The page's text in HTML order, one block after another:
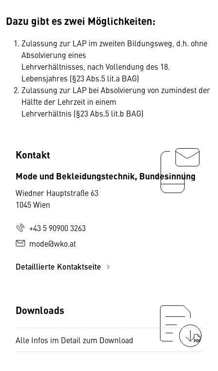
Dazu gibt es zwei Möglichkeiten:
Zulassung zur LAP im zweiten Bildungsweg, d.h. ohne
Absolvierung eines
Lehrverhältnisses, nach Vollendung des 18.
Lebensjahres (§23 Abs.5 lit.a BAG)
Zulassung zur LAP bei Absolvierung von zumindest der
Hälfte der Lehrzeit in einem
Lehrverhältnis (§23 Abs.5 lit.b BAG)
Kontakt
Mode und Bekleidungstechnik, Bundesinnung
Wiedner Hauptstraße 63
1045 Wien
+43 5 90900 3263
mode@wko.at
Detaillierte Kontaktseite
Downloads
Alle Infos im Detail zum Download PDF